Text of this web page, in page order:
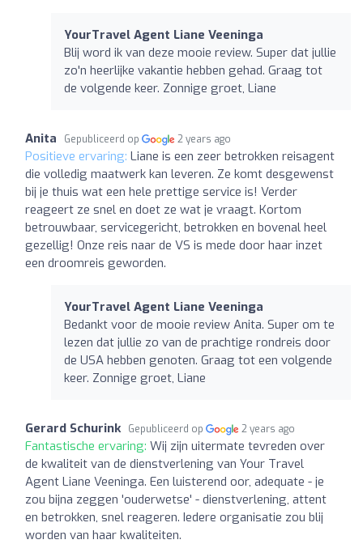
YourTravel Agent Liane Veeninga
Blij word ik van deze mooie review. Super dat jullie
zo'n heerlijke vakantie hebben gehad. Graag tot
de volgende keer. Zonnige groet, Liane
Anita Gepubliceerd op 2 years ago
Positieve ervaring: Liane is een zeer betrokken reisagent
die volledig maatwerk kan leveren. Ze komt desgewenst
bij je thuis wat een hele prettige service is! Verder
reageert ze snel en doet ze wat je vraagt. Kortom
betrouwbaar, servicegericht, betrokken en bovenal heel
gezellig! Onze reis naar de VS is mede door haar inzet
een droomreis geworden.
YourTravel Agent Liane Veeninga
Bedankt voor de mooie review Anita. Super om te
lezen dat jullie zo van de prachtige rondreis door
de USA hebben genoten. Graag tot een volgende
keer. Zonnige groet, Liane
Gerard Schurink Gepubliceerd op 2 years ago
Fantastische ervaring: Wij zijn uitermate tevreden over
de kwaliteit van de dienstverlening van Your Travel
Agent Liane Veeninga. Een luisterend oor, adequate - je
zou bijna zeggen 'ouderwetse' - dienstverlening, attent
en betrokken, snel reageren. Iedere organisatie zou blij
worden van haar kwaliteiten.